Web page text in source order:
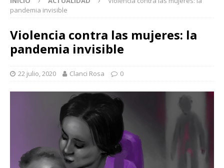
INICIO ACTUALIDAD
Violencia contra las mujeres: la
pandemia invisible
Violencia contra las mujeres: la
pandemia invisible
22 julio, 2020 Clanci Rosa 0